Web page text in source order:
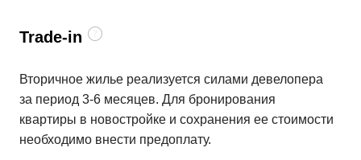
Trade-in
Вторичное жилье реализуется силами девелопера
за период 3-6 месяцев. Для бронирования
квартиры в новостройке и сохранения ее стоимости
необходимо внести предоплату.